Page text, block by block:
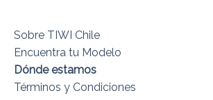
Sobre TIWI Chile
Encuentra tu Modelo
Dónde estamos
Términos y Condiciones